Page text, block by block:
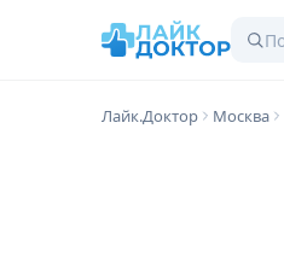
Лайк.Доктор Москва